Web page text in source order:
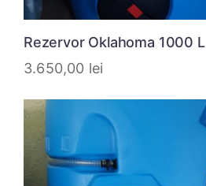
Rezervor Oklahoma 1000 L
3.650,00 lei